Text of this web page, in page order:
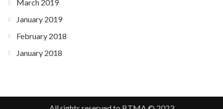
March 2019
January 2019
February 2018
January 2018